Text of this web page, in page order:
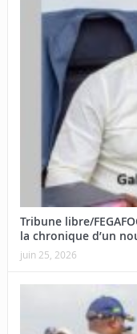
Tribune libre/
la chronique d’un
juin 25, 2026